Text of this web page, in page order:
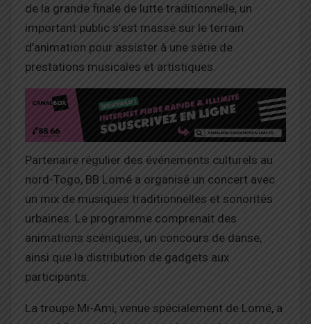
de la grande finale de lutte traditionnelle, un
important public s’est massé sur le terrain
d’animation pour assister à une série de
prestations musicales et artistiques.
Partenaire régulier des événements culturels au
nord-Togo, BB Lomé a organisé un concert avec
un mix de musiques traditionnelles et sonorités
urbaines. Le programme comprenait des
animations scéniques, un concours de danse,
ainsi que la distribution de gadgets aux
participants.
La troupe Mi-Ami, venue spécialement de Lomé, a